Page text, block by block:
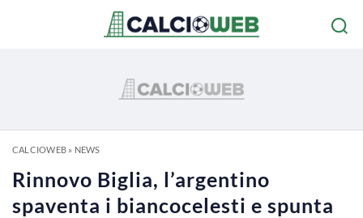
CALCIOWEB» NEWS
Rinnovo Biglia, l’argentino
spaventa i biancocelesti e spunta